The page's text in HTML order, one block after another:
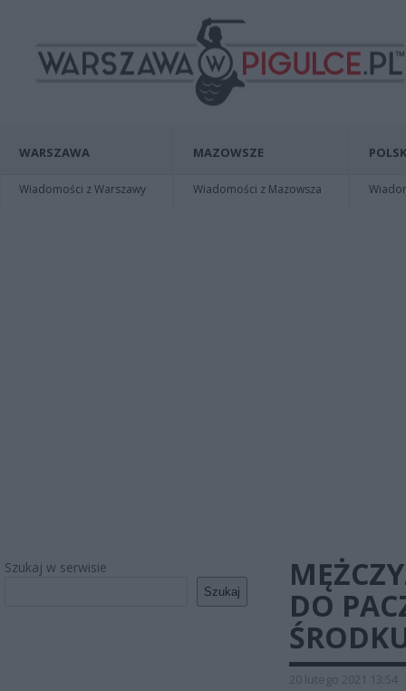
WARSZAWA
Wiadomości z Warszawy
MAZOWSZE
Wiadomości z Mazowsza
Szukaj w serwisie
Szukaj
DO
20 lutego 2021 13:54